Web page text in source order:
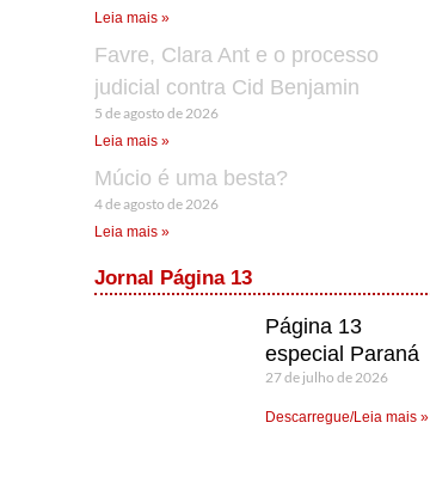
Leia mais »
Favre, Clara Ant e o processo
judicial contra Cid Benjamin
5 de agosto de 2026
Leia mais »
Múcio é uma besta?
4 de agosto de 2026
Leia mais »
Jornal Página 13
Página 13
especial Paraná
27 de julho de 2026
Descarregue/Leia mais »